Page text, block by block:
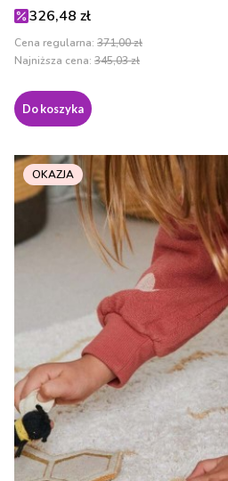
Cena promocyjna
326,48 zł
Cena regularna: 371,00 zł
Najniższa cena: 345,03 zł
Do koszyka
OKAZJA